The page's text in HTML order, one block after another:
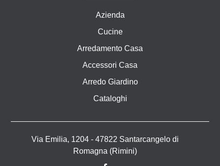
Azienda
Cucine
Arredamento Casa
Accessori Casa
Arredo Giardino
Cataloghi
Via Emilia, 1204 - 47822 Santarcangelo di
Romagna (Rimini)